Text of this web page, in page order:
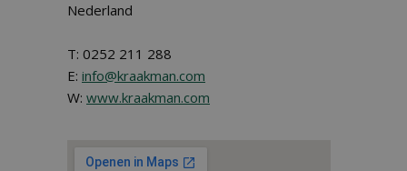
Nederland
T: 0252 211 288
E: info@kraakman.com
W: www.kraakman.com